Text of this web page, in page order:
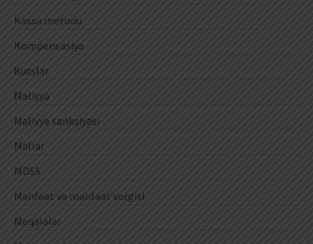
Kassa metodu
Kompensasiya
Kurslar
Maliyyə
Maliyyə sanksiyası
Mallar
MDSS
Mənfəət və mənfəət vergisi
Məqalələr